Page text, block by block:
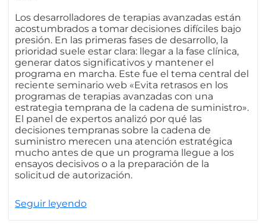
Los desarrolladores de terapias avanzadas están
acostumbrados a tomar decisiones difíciles bajo
presión. En las primeras fases de desarrollo, la
prioridad suele estar clara: llegar a la fase clínica,
generar datos significativos y mantener el
programa en marcha. Este fue el tema central del
reciente seminario web «Evita retrasos en los
programas de terapias avanzadas con una
estrategia temprana de la cadena de suministro».
El panel de expertos analizó por qué las
decisiones tempranas sobre la cadena de
suministro merecen una atención estratégica
mucho antes de que un programa llegue a los
ensayos decisivos o a la preparación de la
solicitud de autorización.
Seguir leyendo